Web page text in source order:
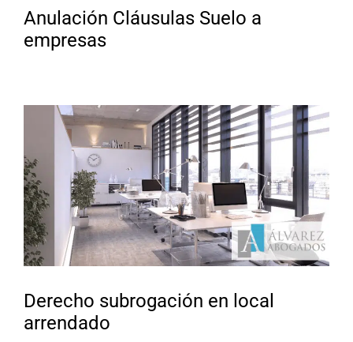
Anulación Cláusulas Suelo a
empresas
Derecho subrogación en local
arrendado